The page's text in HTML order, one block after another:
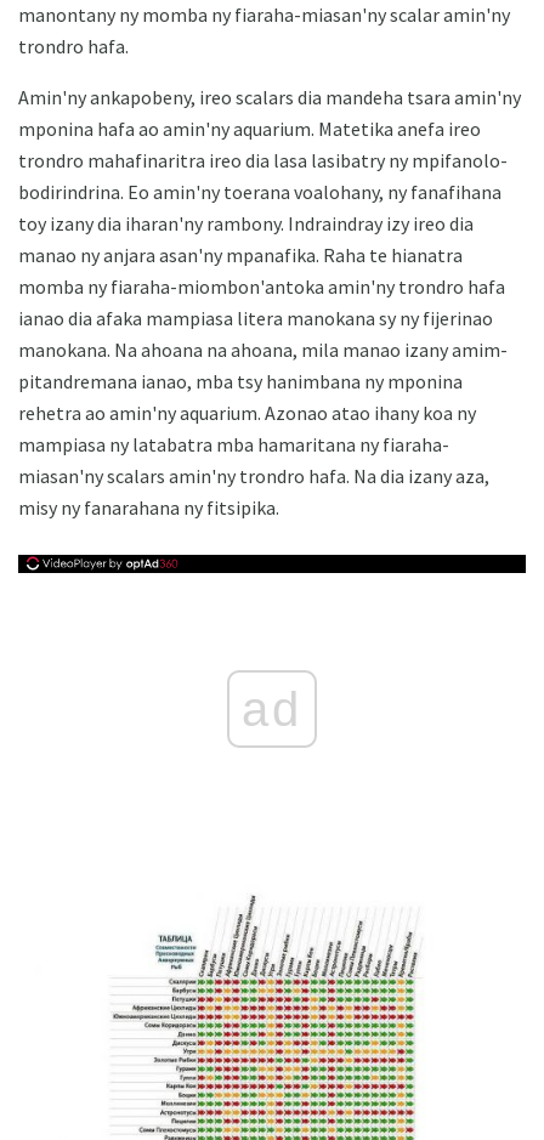
manontany ny momba ny fiaraha-miasan'ny scalar amin'ny
trondro hafa.
Amin'ny ankapobeny, ireo scalars dia mandeha tsara amin'ny
mponina hafa ao amin'ny aquarium. Matetika anefa ireo
trondro mahafinaritra ireo dia lasa lasibatry ny mpifanolo-
bodirindrina. Eo amin'ny toerana voalohany, ny fanafihana
toy izany dia iharan'ny rambony. Indraindray izy ireo dia
manao ny anjara asan'ny mpanafika. Raha te hianatra
momba ny fiaraha-miombon'antoka amin'ny trondro hafa
ianao dia afaka mampiasa litera manokana sy ny fijerinao
manokana. Na ahoana na ahoana, mila manao izany amim-
pitandremana ianao, mba tsy hanimbana ny mponina
rehetra ao amin'ny aquarium. Azonao atao ihany koa ny
mampiasa ny latabatra mba hamaritana ny fiaraha-
miasan'ny scalars amin'ny trondro hafa. Na dia izany aza,
misy ny fanarahana ny fitsipika.
ad